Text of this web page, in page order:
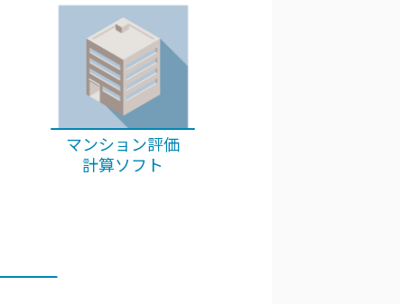
マンション評価
計算ソフト